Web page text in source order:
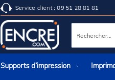
Service client : 09 51 28 81 81
Rechercher
Supports d’impression